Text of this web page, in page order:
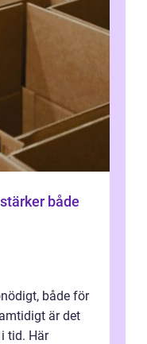
både
både för
är det
tid. Här